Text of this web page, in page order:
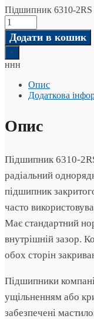
Підшипник 6310-2RS
Додати в кошик
×
ннн
Опис
Додаткова
Опис
Підшипник 6310-
радіальний
підшипник
часто
Має стандартний
внутрішній зазор.
обох сторін
Підшипники
ущільненням або
забезпечені